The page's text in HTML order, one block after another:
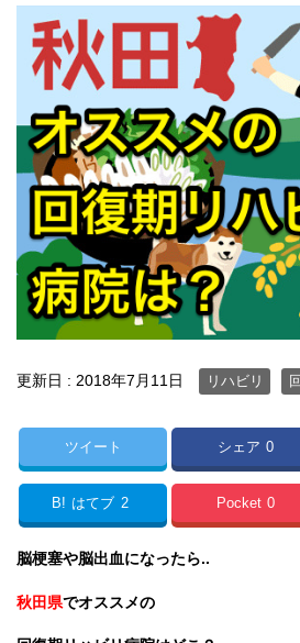
更新日 : 2018年7月11日 リハビリ
ツイート シェア 0
B! はてブ 2 Pocket 0
脳梗塞や脳出血になったら..
秋田県でオススメの